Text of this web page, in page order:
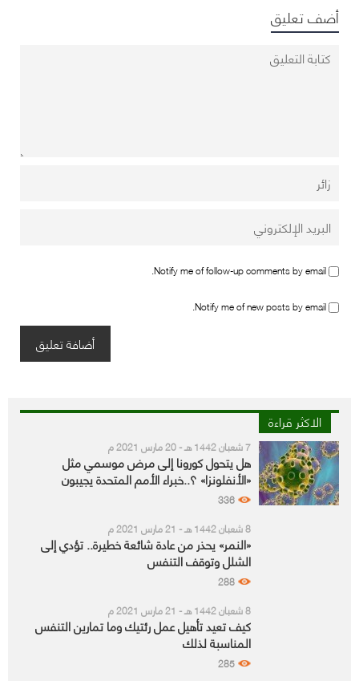
أضف تعليق
Notify me of follow-up comments by email.
Notify me of new posts by email.
الاكثر قراءة
7 شعبان 1442 هـ - 20 مارس 2021 م
هل يتحول كورونا إلى مرض موسمي مثل
«الأنفلونزا» ؟..خبراء الأمم المتحدة يجيبون
336
8 شعبان 1442 هـ - 21 مارس 2021 م
«النمر» يحذر من عادة شائعة خطيرة.. تؤدي إلى
الشلل وتوقف التنفس
288
8 شعبان 1442 هـ - 21 مارس 2021 م
كيف تعيد تأهيل عمل رئتيك وما تمارين التنفس
المناسبة لذلك
285